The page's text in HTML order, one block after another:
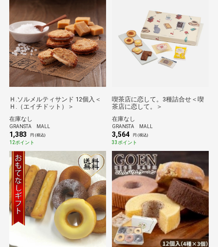
Ｈ.ソルメルティサンド 12個入＜
Ｈ.（エイチドット）＞
在庫なし
GRANSTA MALL
1,383 円 (税込)
12ポイント
喫茶店に恋して。3種詰合せ＜喫
茶店に恋して。＞
在庫なし
GRANSTA MALL
3,564 円 (税込)
33ポイント